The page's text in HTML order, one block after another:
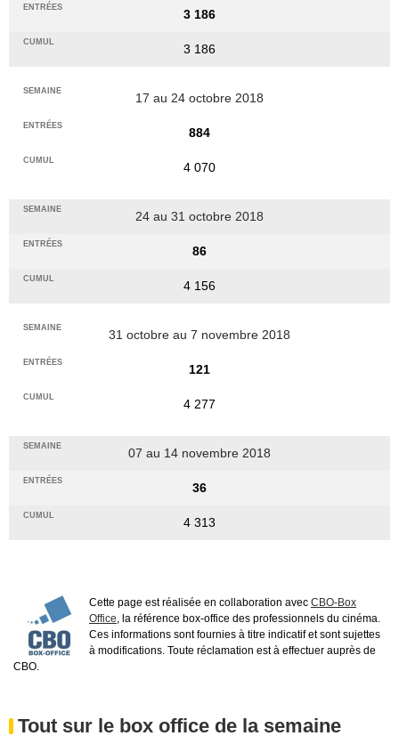
3 186
3 186
17 au 24 octobre 2018
884
4 070
24 au 31 octobre 2018
86
4 156
31 octobre au 7 novembre 2018
121
4 277
07 au 14 novembre 2018
36
4 313
Cette page est réalisée en collaboration avec CBO-Box
Office, la référence box-office des professionnels du cinéma.
Ces informations sont fournies à titre indicatif et sont sujettes
à modifications. Toute réclamation est à effectuer auprès de
CBO.
Tout sur le box office de la semaine